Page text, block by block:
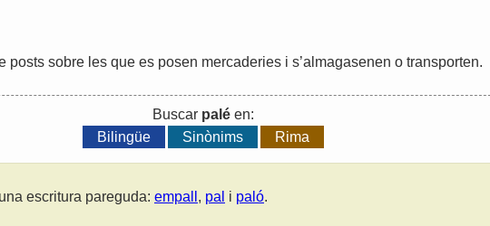
posts sobre les que es posen mercaderies i s’almagasenen o transporten.
Buscar palé en:
Bilingüe
Sinònims Rima
escritura pareguda: empall , pal i paló.